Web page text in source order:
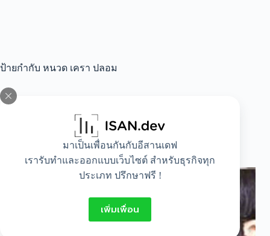
มาเป็นเพื่อนกันกับอีสานเดฟ
เรารับทำและออกแบบเว็บไซต์ สำหรับธุรกิจทุก
ประเภท ปรึกษาฟรี !
เพิ่มเพื่อน
ป้ายกำกับ หนวด เครา ปลอม
Lifestyle
วิธีปลอมตัวเป็นผู้ชาย